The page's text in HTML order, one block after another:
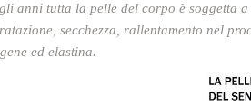
anni tutta la pelle del corpo è soggetta
secchezza, rallentamento nel
ed elastina.